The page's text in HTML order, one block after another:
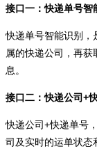
接口一：快递单号智
快递单号智能识别，
属的快递公司，再
息。
接口二：快递公司+
快递公司+快递单号
司及实时的运单状态